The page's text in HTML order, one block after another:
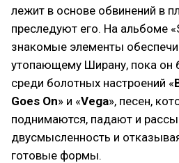
лежит в основе обвинений в
преследуют его. На альбоме
знакомые элементы
утопающему Ширану, пока он
среди болотных настроений «
Goes On» и «Vega», песен,
поднимаются, падают и
двусмысленность и
готовые формы.